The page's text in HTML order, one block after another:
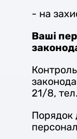
- на
Ваші
21/8,
Порядок